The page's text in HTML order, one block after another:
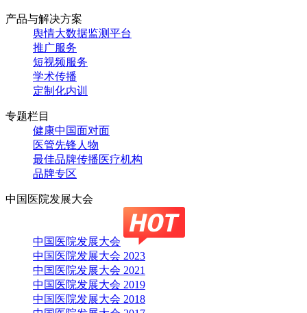
产品与解决方案
舆情大数据监测平台
推广服务
短视频服务
学术传播
定制化内训
专题栏目
健康中国面对面
医管先锋人物
最佳品牌传播医疗机构
品牌专区
中国医院发展大会
中国医院发展大会
中国医院发展大会 2023
中国医院发展大会 2021
中国医院发展大会 2019
中国医院发展大会 2018